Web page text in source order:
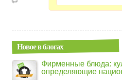
Новое в блогах
Фирменные блюда:
определяющие